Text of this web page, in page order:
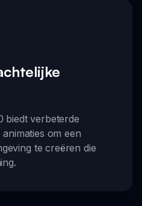
biedt verbeterde
om een
te creëren die